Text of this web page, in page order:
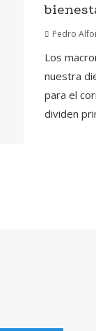
Pedro
Los
nuestra
para el
dividen